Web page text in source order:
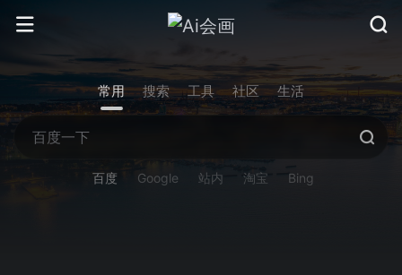
常用 搜索 工具 社区 生活
百度 Google 站内 淘宝 Bing